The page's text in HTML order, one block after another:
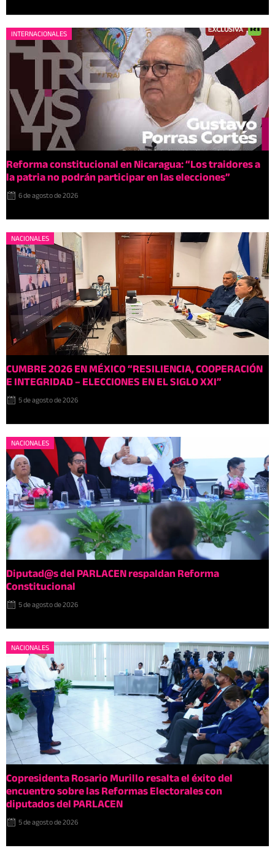
INTERNACIONALES
Reforma constitucional en Nicaragua: “Los traidores a
la patria no podrán participar en las elecciones”
6 de agosto de 2026
NACIONALES
CUMBRE 2026 EN MÉXIC0 “RESILIENCIA, COOPERACIÓN
E INTEGRIDAD – ELECCIONES EN EL SIGLO XXI”
5 de agosto de 2026
NACIONALES
Diputad@s del PARLACEN respaldan Reforma
Constitucional
5 de agosto de 2026
NACIONALES
Copresidenta Rosario Murillo resalta el éxito del
encuentro sobre las Reformas Electorales con
diputados del PARLACEN
5 de agosto de 2026